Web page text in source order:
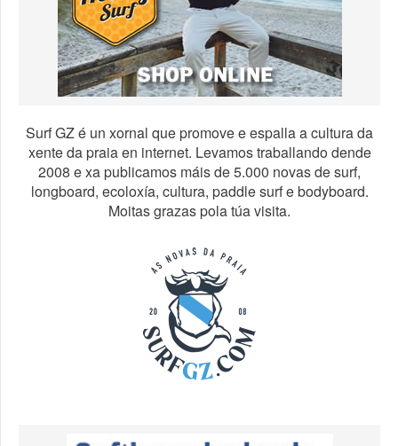
Surf GZ é un xornal que promove e espalla a cultura da
xente da praia en internet. Levamos traballando dende
2008 e xa publicamos máis de 5.000 novas de surf,
longboard, ecoloxía, cultura, paddle surf e bodyboard.
Moitas grazas pola túa visita.